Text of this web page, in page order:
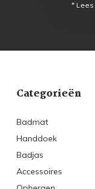
*
Categorieën
Badmat
Handdoek
Badjas
Accessoires